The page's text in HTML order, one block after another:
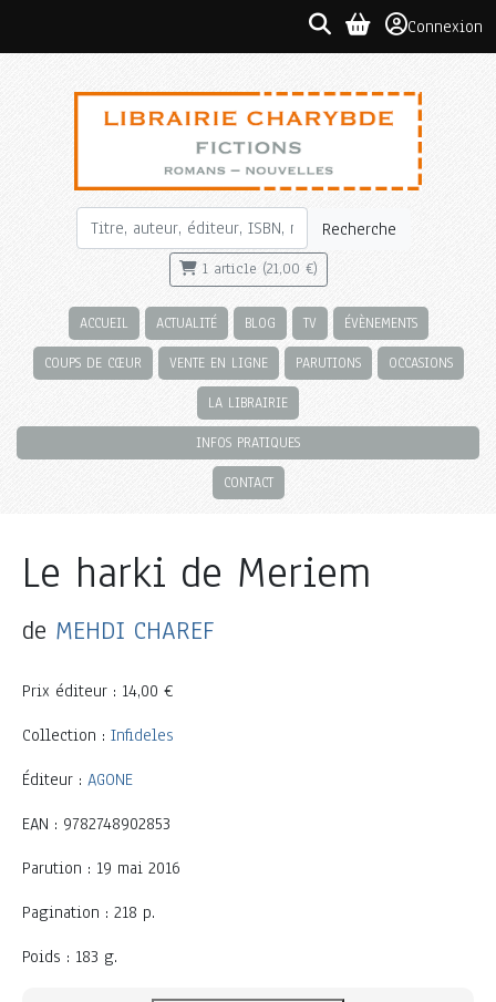
Connexion
Recherche
1 article (21,00 €)
ACCUEIL ACTUALITÉ BLOG TV ÉVÈNEMENTS
COUPS DE CŒUR VENTE EN LIGNE PARUTIONS OCCASIONS
LA LIBRAIRIE
INFOS PRATIQUES
CONTACT
Le harki de Meriem
de MEHDI CHAREF
Prix éditeur : 14,00 €
Collection : Infideles
Éditeur : AGONE
EAN : 9782748902853
Parution : 19 mai 2016
Pagination : 218 p.
Poids : 183 g.